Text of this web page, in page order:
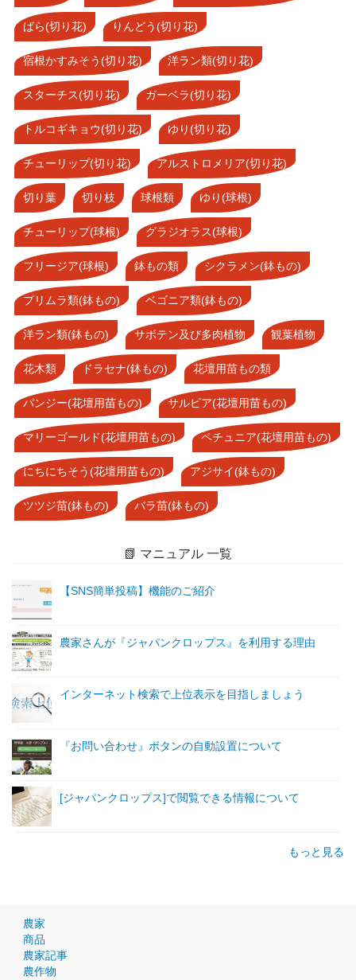
ばら(切り花) りんどう(切り花)
宿根かすみそう(切り花) 洋ラン類(切り花)
スターチス(切り花) ガーベラ(切り花)
トルコギキョウ(切り花) ゆり(切り花)
チューリップ(切り花) アルストロメリア(切り花)
切り葉 切り枝 球根類 ゆり(球根)
チューリップ(球根) グラジオラス(球根)
フリージア(球根) 鉢もの類 シクラメン(鉢もの)
プリムラ類(鉢もの) ベゴニア類(鉢もの)
洋ラン類(鉢もの) サボテン及び多肉植物 観葉植物
花木類 ドラセナ(鉢もの) 花壇用苗もの類
パンジー(花壇用苗もの) サルビア(花壇用苗もの)
マリーゴールド(花壇用苗もの) ペチュニア(花壇用苗もの)
にちにちそう(花壇用苗もの) アジサイ(鉢もの)
ツツジ苗(鉢もの) バラ苗(鉢もの)
📗 マニュアル 一覧
【SNS簡単投稿】機能のご紹介
農家さんが『ジャパンクロップス』を利用する理由
インターネット検索で上位表示を目指しましょう
『お問い合わせ』ボタンの自動設置について
[ジャパンクロップス]で閲覧できる情報について
もっと見る
農家
商品
農家記事
農作物